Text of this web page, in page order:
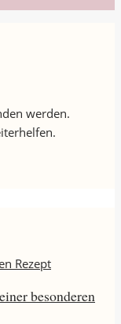
werden.
besonderen